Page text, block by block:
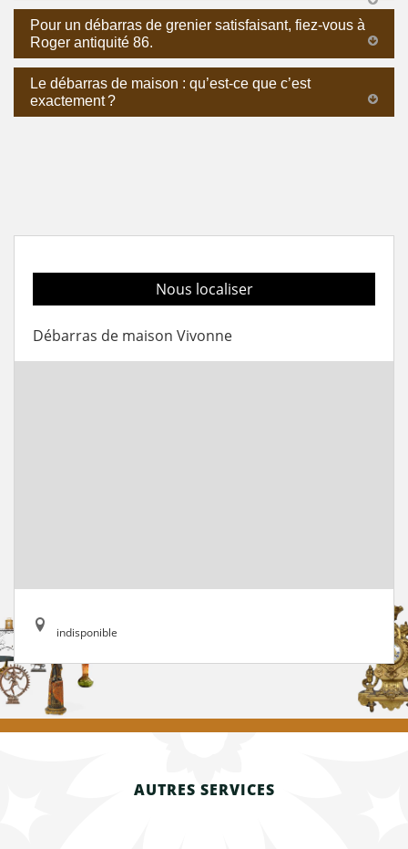
Pour un débarras de grenier satisfaisant, fiez-vous à
Roger antiquité 86.
Le débarras de maison : qu’est-ce que c’est
exactement ?
Nous localiser
Débarras de maison Vivonne
indisponible
AUTRES SERVICES